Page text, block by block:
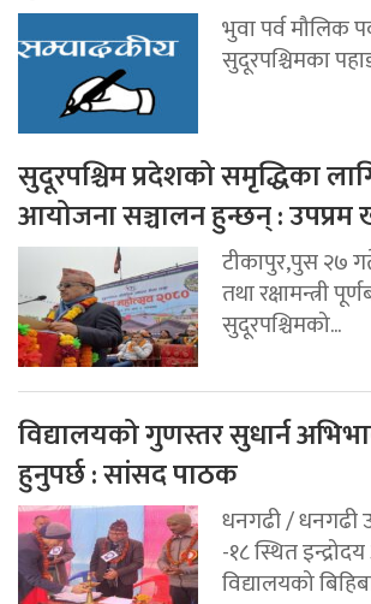
भुवा पर्व मौलिक
सुदूरपश्चिमका
सुदूरपश्चिम प्रदेशको समृद्धिका
आयोजना सञ्चालन हुन्छन् :
टीकापुर,पुस २७
तथा रक्षामन्त्री
सुदूरपश्चिमको...
विद्यालयको गुणस्तर सुधार्न
हुनुपर्छ : सांसद पाठक
धनगढी / धनगढी
-१८ स्थित
विद्यालयको